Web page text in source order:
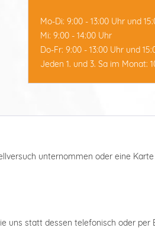
Mo-Di: 9:00 - 13:00 Uhr und
Mi: 9:00 - 14:00 Uhr
Do-Fr: 9:00 - 13:00 Uhr und
Jeden 1. und 3. Sa im Monat:
unternommen oder eine
uns statt dessen telefonisch oder per